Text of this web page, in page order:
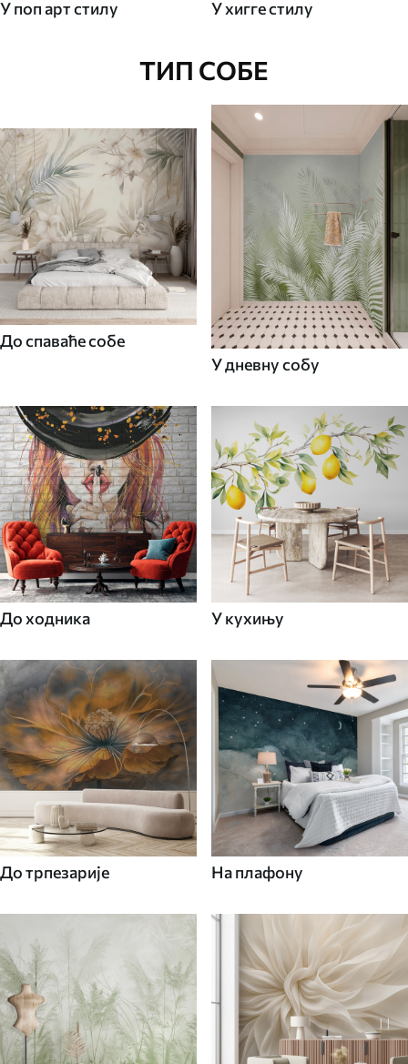
У поп арт стилу У хигге стилу
ТИП СОБЕ
До спаваће собе
У дневну собу
До ходника У кухињу
До трпезарије На плафону